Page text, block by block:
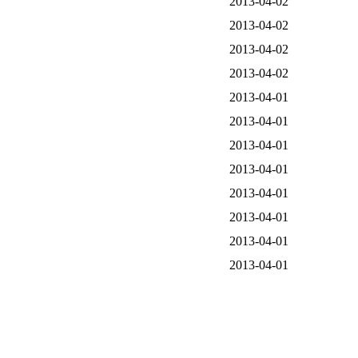
2013-04-02
2013-04-02
2013-04-02
2013-04-01
2013-04-01
2013-04-01
2013-04-01
2013-04-01
2013-04-01
2013-04-01
2013-04-01